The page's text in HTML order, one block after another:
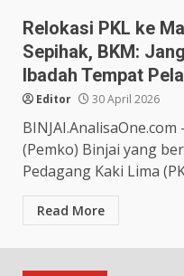
Relokasi PKL ke
Sepihak, BKM:
Ibadah Tempat
Editor 30 April 2026
(Pemko) Binjai yang
Pedagang Kaki Lima
Read More